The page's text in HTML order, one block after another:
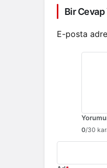
Bir Cevap
E-posta
0/30